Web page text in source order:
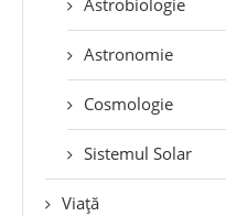
Astrobiologie
Astronomie
Cosmologie
Sistemul Solar
Viață